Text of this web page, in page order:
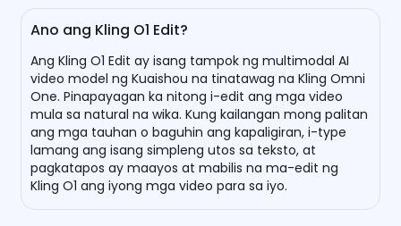
Ano ang Kling O1 Edit?
Ang Kling O1 Edit ay isang tampok ng multimodal AI
video model ng Kuaishou na tinatawag na Kling Omni
One. Pinapayagan ka nitong i-edit ang mga video
mula sa natural na wika. Kung kailangan mong palitan
ang mga tauhan o baguhin ang kapaligiran, i-type
lamang ang isang simpleng utos sa teksto, at
pagkatapos ay maayos at mabilis na ma-edit ng
Kling O1 ang iyong mga video para sa iyo.